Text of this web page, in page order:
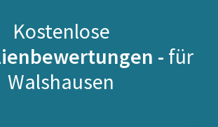
Kostenlose
- für
Walshausen